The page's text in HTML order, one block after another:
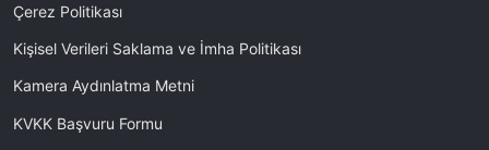
Çerez Politikası
Kişisel Verileri Saklama ve İmha Politikası
Kamera Aydınlatma Metni
KVKK Başvuru Formu